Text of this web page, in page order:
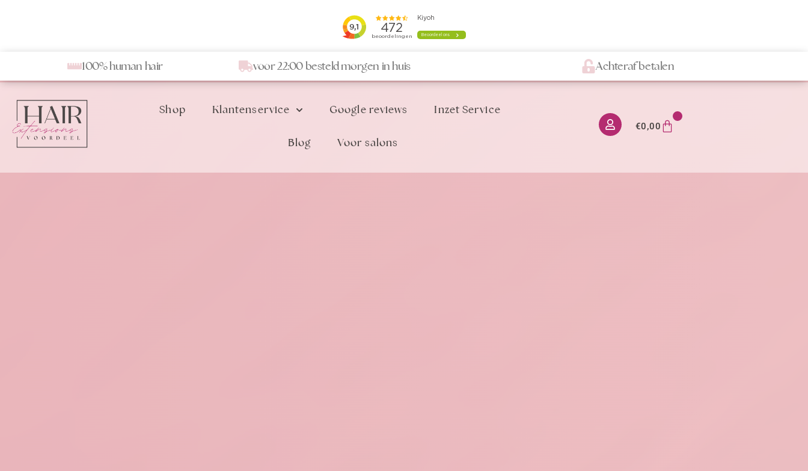
100% human hair voor 22:00 besteld morgen in huis Achteraf betalen
Shop Klantenservice Google reviews Inzet Service
Blog Voor salons
€0,00